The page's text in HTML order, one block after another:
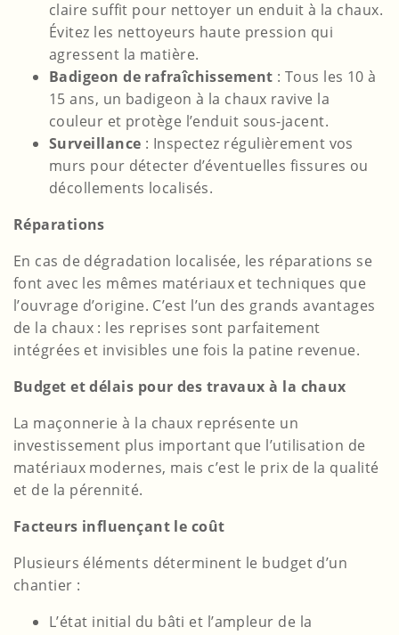
claire suffit pour nettoyer un enduit à la chaux.
Évitez les nettoyeurs haute pression qui
agressent la matière.
Badigeon de rafraîchissement : Tous les 10 à
15 ans, un badigeon à la chaux ravive la
couleur et protège l’enduit sous-jacent.
Surveillance : Inspectez régulièrement vos
murs pour détecter d’éventuelles fissures ou
décollements localisés.
Réparations
En cas de dégradation localisée, les réparations se
font avec les mêmes matériaux et techniques que
l’ouvrage d’origine. C’est l’un des grands avantages
de la chaux : les reprises sont parfaitement
intégrées et invisibles une fois la patine revenue.
Budget et délais pour des travaux à la chaux
La maçonnerie à la chaux représente un
investissement plus important que l’utilisation de
matériaux modernes, mais c’est le prix de la qualité
et de la pérennité.
Facteurs influençant le coût
Plusieurs éléments déterminent le budget d’un
chantier :
L’état initial du bâti et l’ampleur de la